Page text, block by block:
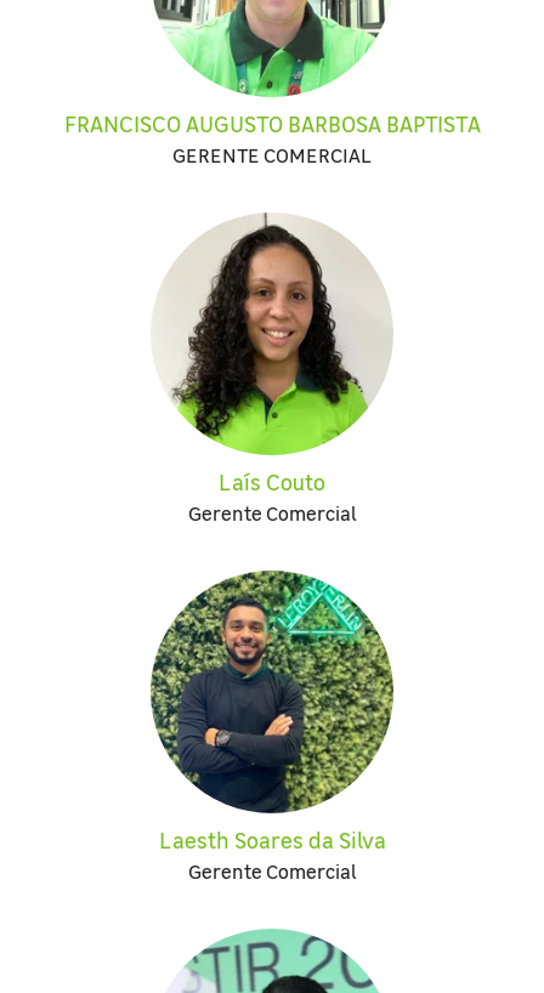
FRANCISCO AUGUSTO BARBOSA BAPTISTA
GERENTE COMERCIAL
Laís Couto
Gerente Comercial
Laesth Soares da Silva
Gerente Comercial